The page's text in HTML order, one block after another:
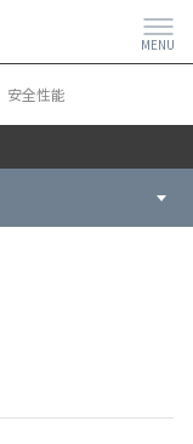
MENU
安全性能